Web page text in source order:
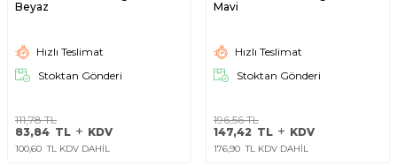
Beyaz
Hızlı Teslimat
Stoktan Gönderi
111,78TL
83,84 TL KDV
100,60 TL KDV DAHİL
Mavi
Hızlı Teslimat
Stoktan Gönderi
196,56TL
147,42 TL KDV
176,90 TL KDV DAHİL